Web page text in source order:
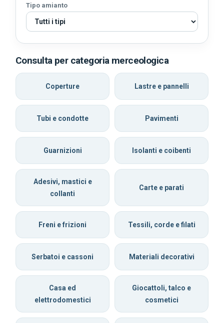
Tipo amianto
Consulta per categoria merceologica
Coperture Lastre e pannelli
Tubi e condotte Pavimenti
Guarnizioni Isolanti e coibenti
Adesivi, mastici e
collanti
Carte e parati
Freni e frizioni Tessili, corde e filati
Serbatoi e cassoni Materiali decorativi
Casa ed
elettrodomestici
Giocattoli, talco e
cosmetici